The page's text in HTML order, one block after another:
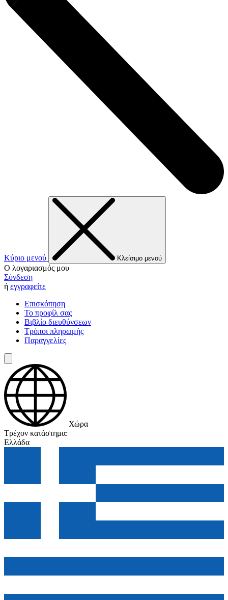
Κύριο μενού Κλείσιμο μενού
Ο λογαριασμός μου
Σύνδεση
ή εγγραφείτε
Επισκόπηση
Το προφίλ σας
Βιβλίο διευθύνσεων
Τρόποι πληρωμής
Παραγγελίες
Χώρα
Τρέχον κατάστημα:
Ελλάδα